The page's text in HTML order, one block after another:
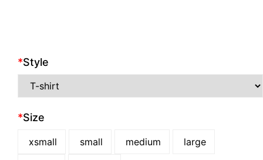
*Style
*Size
xsmall small medium large